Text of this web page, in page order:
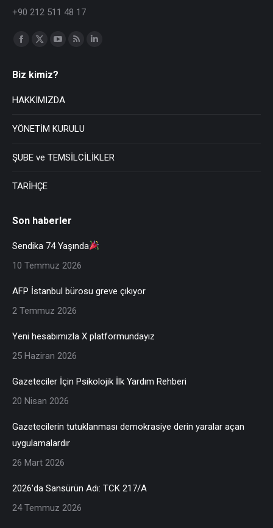
+90 212 511 48 17
Find us on:
Biz kimiz?
HAKKIMIZDA
YÖNETİM KURULU
ŞUBE ve TEMSİLCİLİKLER
TARİHÇE
Son haberler
Sendika 74 Yaşında
10 Temmuz 2026
AFP İstanbul bürosu greve çıkıyor
2 Temmuz 2026
Yeni hesabımızla X platformundayız
25 Haziran 2026
Gazeteciler İçin Psikolojik İlk Yardım Rehberi
20 Nisan 2026
Gazetecilerin tutuklanması demokrasiye derin yaralar açan
uygulamalardır
26 Mart 2026
2026’da Sansürün Adı: TCK 217/A
24 Temmuz 2026